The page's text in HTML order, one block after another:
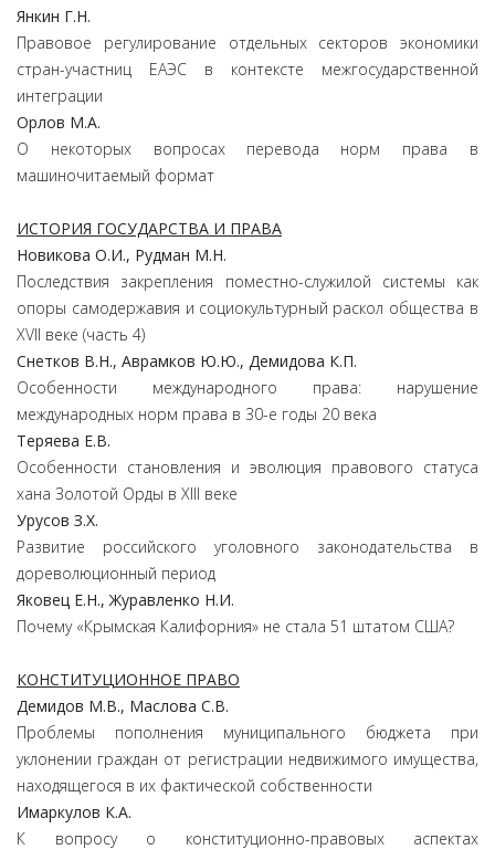
Янкин Г.Н.
Правовое регулирование отдельных секторов экономики
стран-участниц ЕАЭС в контексте межгосударственной
интеграции
Орлов М.А.
О некоторых вопросах перевода норм права в
машиночитаемый формат
ИСТОРИЯ ГОСУДАРСТВА И ПРАВА
Новикова О.И., Рудман М.Н.
Последствия закрепления поместно-служилой системы как
опоры самодержавия и социокультурный раскол общества в
XVII веке (часть 4)
Снетков В.Н., Аврамков Ю.Ю., Демидова К.П.
Особенности международного права: нарушение
международных норм права в 30-е годы 20 века
Теряева Е.В.
Особенности становления и эволюция правового статуса
хана Золотой Орды в XIII веке
Урусов З.Х.
Развитие российского уголовного законодательства в
дореволюционный период
Яковец Е.Н.,Журавленко Н.И.
Почему «Крымская Калифорния» не стала 51 штатом США?
КОНСТИТУЦИОННОЕ ПРАВО
Демидов М.В., Маслова С.В.
Проблемы пополнения муниципального бюджета при
уклонении граждан от регистрации недвижимого имущества,
находящегося в их фактической собственности
Имаркулов К.А.
К вопросу о конституционно-правовых аспектах